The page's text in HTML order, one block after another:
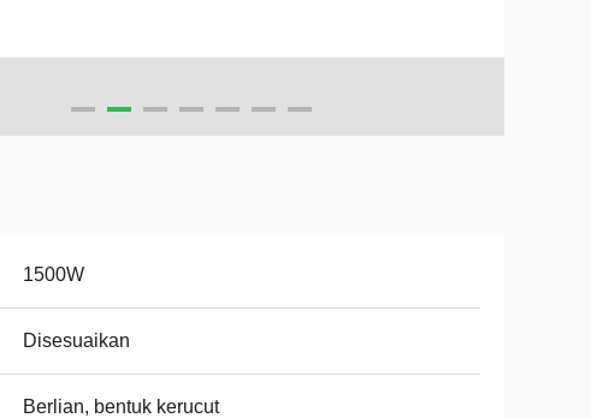
1500W
Disesuaikan
Berlian, bentuk kerucut